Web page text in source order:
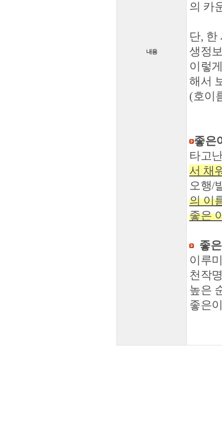
내용
의 카
단, 한
생정
이렇
해서
(호이
좋은
타고
서 채
오행/
의 이
좋은
좋
이루
천작
높은
좋은